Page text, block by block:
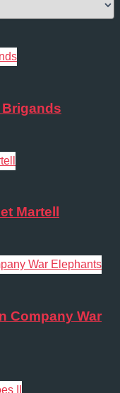
Brigands
Martell
Company War